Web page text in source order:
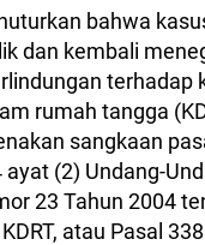
bahwa
dan kembali
terhadap
rumah tangga
sangkaan
ayat (2) Undang-
23 Tahun 2004
atau Pasal